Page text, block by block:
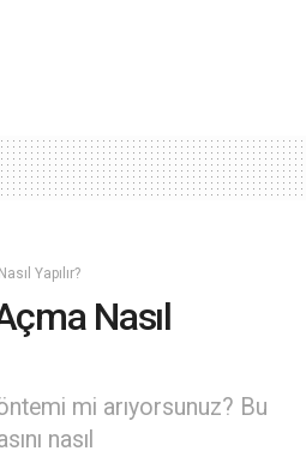
Yapılır?
Nasıl
mi arıyorsunuz? Bu
nasıl